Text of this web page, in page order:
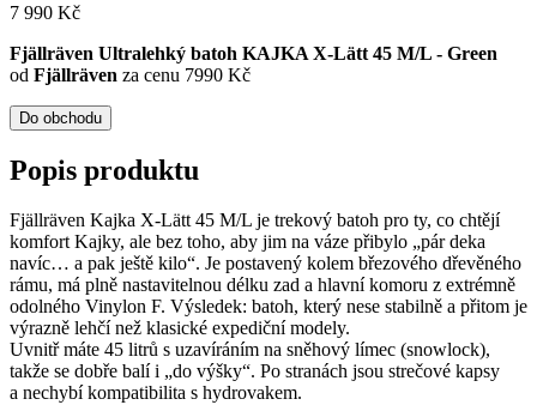
7 990 Kč
Fjällräven Ultralehký batoh KAJKA X-Lätt 45 M/L - Green
od Fjällräven za cenu 7990 Kč
Do obchodu
Popis produktu
Fjällräven Kajka X-Lätt 45 M/L je trekový batoh pro ty, co chtějí
komfort Kajky, ale bez toho, aby jim na váze přibylo „pár deka
navíc… a pak ještě kilo“. Je postavený kolem březového dřevěného
rámu, má plně nastavitelnou délku zad a hlavní komoru z extrémně
odolného Vinylon F. Výsledek: batoh, který nese stabilně a přitom je
výrazně lehčí než klasické expediční modely.
Uvnitř máte 45 litrů s uzavíráním na sněhový límec (snowlock),
takže se dobře balí i „do výšky“. Po stranách jsou strečové kapsy
a nechybí kompatibilita s hydrovakem.